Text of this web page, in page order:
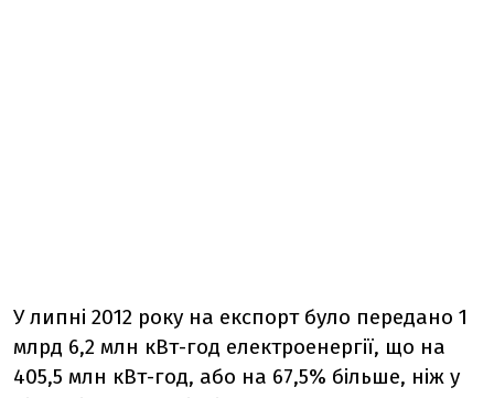
У липні 2012 року на експорт було передано 1
млрд 6,2 млн кВт-год електроенергії, що на
405,5 млн кВт-год, або на 67,5% більше, ніж у